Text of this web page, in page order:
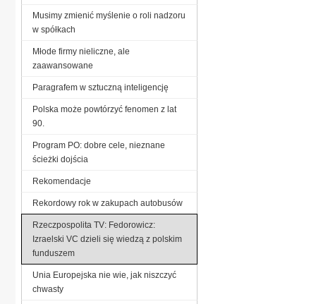
Musimy zmienić myślenie o roli nadzoru
w spółkach
Młode firmy nieliczne, ale
zaawansowane
Paragrafem w sztuczną inteligencję
Polska może powtórzyć fenomen z lat
90.
Program PO: dobre cele, nieznane
ścieżki dojścia
Rekomendacje
Rekordowy rok w zakupach autobusów
Rzeczpospolita TV: Fedorowicz:
Izraelski VC dzieli się wiedzą z polskim
funduszem
Unia Europejska nie wie, jak niszczyć
chwasty